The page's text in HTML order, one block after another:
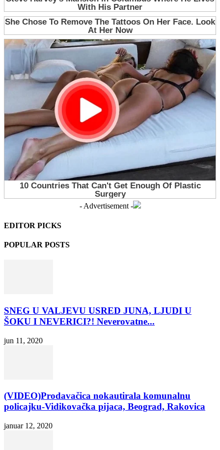
- Advertisement -
EDITOR PICKS
POPULAR POSTS
SNEG U VALJEVU USRED JUNA, LJUDI U
ŠOKU I NEVERICI?! Neverovatne...
jun 11, 2020
(VIDEO)Prodavačica nokautirala komunalnu
policajku-Vidikovačka pijaca, Beograd, Rakovica
januar 12, 2020